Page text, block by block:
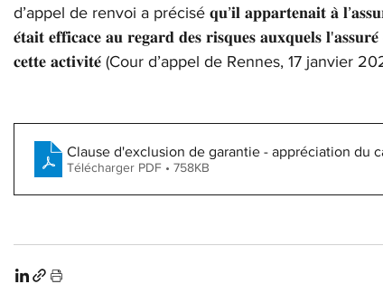
d’appel de renvoi a précisé 𝐪𝐮’𝐢𝐥 𝐚𝐩𝐩𝐚𝐫𝐭𝐞𝐧𝐚𝐢𝐭 𝐚̀
𝐞́𝐭𝐚𝐢𝐭 𝐞𝐟𝐟𝐢𝐜𝐚𝐜𝐞 𝐚𝐮 𝐫𝐞𝐠𝐚𝐫𝐝 𝐝𝐞𝐬 𝐫𝐢𝐬𝐪𝐮𝐞𝐬 𝐚𝐮𝐱𝐪𝐮𝐞𝐥𝐬
𝐜𝐞𝐭𝐭𝐞 𝐚𝐜𝐭𝐢𝐯𝐢𝐭𝐞́ (Cour d’appel de Rennes, 17 janvier
Clause d'exclusion de garantie - appréciation du
Télécharger PDF • 758KB